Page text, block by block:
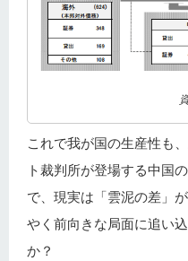
これで我が国の生産性も
ト裁判所が登場する中国
で、現実は「雲泥の差」
やく前向きな局面に追い
か？